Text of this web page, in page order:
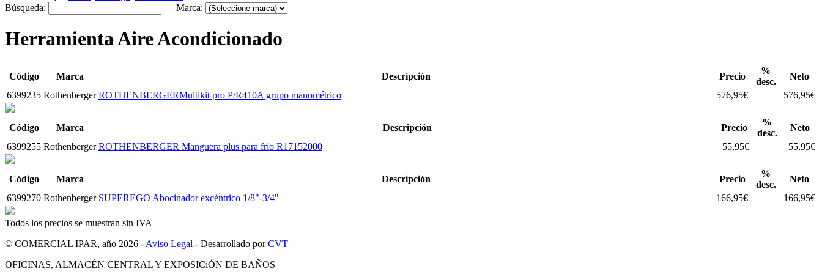
Búsqueda:
Marca:
Herramienta Aire Acondicionado
Código Marca Descripción Precio
%
desc.
Neto
6399235 Rothenberger ROTHENBERGERMultikit pro P/R410A grupo manométrico 576,95€ 576,95€
Código Marca Descripción Precio
%
desc.
Neto
6399255 Rothenberger ROTHENBERGER Manguera plus para frío R17152000 55,95€ 55,95€
Código Marca Descripción Precio
%
desc.
Neto
6399270 Rothenberger SUPEREGO Abocinador excéntrico 1/8"-3/4" 166,95€ 166,95€
Todos los precios se muestran sin IVA
© COMERCIAL IPAR, año 2026 - Aviso Legal - Desarrollado porCVT
OFICINAS, ALMACÉN CENTRAL Y EXPOSICiÓN DE BAÑOS